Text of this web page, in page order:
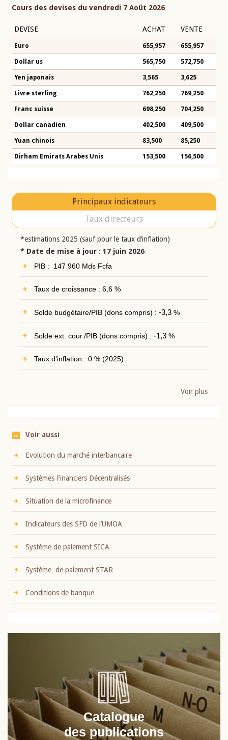
Cours des devises du vendredi 7 Août 2026
DEVISE ACHAT VENTE
Euro 655,957 655,957
Dollar us 565,750 572,750
Yen japonais 3,565 3,625
Livre sterling 762,250 769,250
Franc suisse 698,250 704,250
Dollar canadien 402,500 409,500
Yuan chinois 83,500 85,250
Dirham Emirats Arabes Unis 153,500 156,500
Principaux indicateurs
Taux directeurs
*estimations 2025 (sauf pour le taux d’inflation)
* Date de mise à jour : 17 juin 2026
PIB : 147 960 Mds Fcfa
Taux de croissance : 6,6 %
Solde budgétaire/PIB (dons compris) : -3,3%
Solde ext. cour./PIB (dons compris) : -1,3%
Taux d'inflation : 0 % (2025)
Voir plus
Voir aussi
Evolution du marché interbancaire
Systèmes Financiers Décentralisés
Situation de la microfinance
Indicateurs des SFD de l’UMOA
Système de paiement SICA
Système de paiement STAR
Conditions de banque
Catalogue
des publications